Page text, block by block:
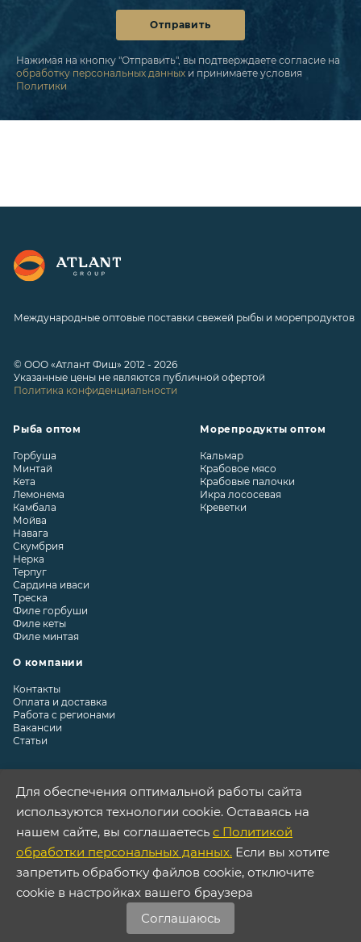
Отправить
Нажимая на кнопку "Отправить", вы подтверждаете согласие на
обработку персональных данных и принимаете условия
Политики
Международные оптовые поставки свежей рыбы и морепродуктов
© ООО «Атлант Фиш» 2012 - 2026
Указанные цены не являются публичной офертой
Политика конфиденциальности
О компании
Контакты
Оплата и доставка
Работа с регионами
Вакансии
Статьи
Рыба оптом
Горбуша
Минтай
Кета
Лемонема
Камбала
Мойва
Навага
Скумбрия
Нерка
Терпуг
Сардина иваси
Треска
Филе горбуши
Филе кеты
Филе минтая
Морепродукты оптом
Кальмар
Крабовое мясо
Крабовые палочки
Икра лососевая
Креветки
Контакты
Астана, ул. Достык, 5/2
8-800-775-93-70
office@atlant-group.info
Для обеспечения оптимальной работы сайта
используются технологии cookie. Оставаясь на
нашем сайте, вы соглашаетесь с Политикой
обработки персональных данных. Если вы хотите
запретить обработку файлов cookie, отключите
cookie в настройках вашего браузера
Соглашаюсь